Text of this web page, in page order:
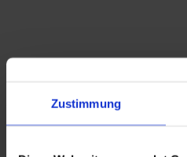
Zustimmung
Antrag